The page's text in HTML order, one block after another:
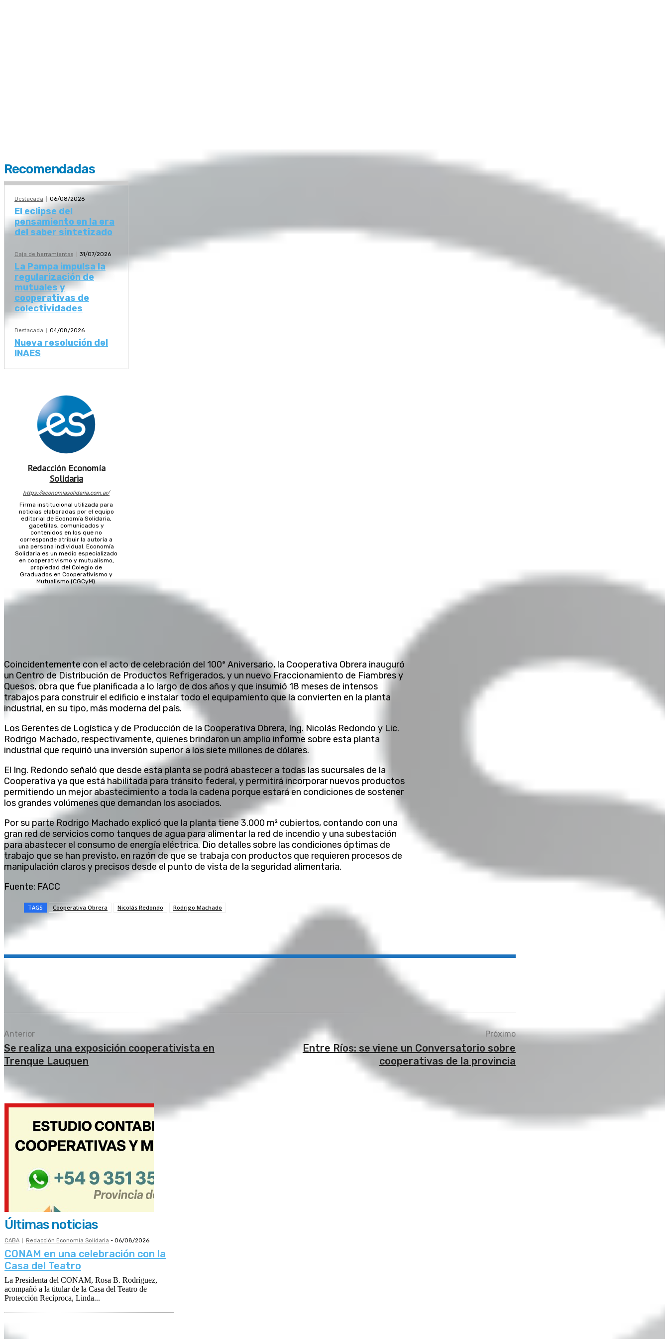
Recomendadas
Destacada 06/08/2026
El eclipse del
pensamiento en la era
del saber sintetizado
Caja de herramientas 31/07/2026
La Pampa impulsa la
regularización de
mutuales y
cooperativas de
colectividades
Destacada 04/08/2026
Nueva resolución del
INAES
Redacción Economía
Solidaria
https://economiasolidaria.com.ar/
Firma institucional utilizada para
noticias elaboradas por el equipo
editorial de Economía Solidaria,
gacetillas, comunicados y
contenidos en los que no
corresponde atribuir la autoría a
una persona individual. Economía
Solidaria es un medio especializado
en cooperativismo y mutualismo,
propiedad del Colegio de
Graduados en Cooperativismo y
Mutualismo (CGCyM).
Coincidentemente con el acto de celebración del 100ª Aniversario, la Cooperativa Obrera inauguró
un Centro de Distribución de Productos Refrigerados, y un nuevo Fraccionamiento de Fiambres y
Quesos, obra que fue planificada a lo largo de dos años y que insumió 18 meses de intensos
trabajos para construir el edificio e instalar todo el equipamiento que la convierten en la planta
industrial, en su tipo, más moderna del país.
Los Gerentes de Logística y de Producción de la Cooperativa Obrera, Ing. Nicolás Redondo y Lic.
Rodrigo Machado, respectivamente, quienes brindaron un amplio informe sobre esta planta
industrial que requirió una inversión superior a los siete millones de dólares.
El Ing. Redondo señaló que desde esta planta se podrá abastecer a todas las sucursales de la
Cooperativa ya que está habilitada para tránsito federal, y permitirá incorporar nuevos productos
permitiendo un mejor abastecimiento a toda la cadena porque estará en condiciones de sostener
los grandes volúmenes que demandan los asociados.
Por su parte Rodrigo Machado explicó que la planta tiene 3.000 m² cubiertos, contando con una
gran red de servicios como tanques de agua para alimentar la red de incendio y una subestación
para abastecer el consumo de energía eléctrica. Dio detalles sobre las condiciones óptimas de
trabajo que se han previsto, en razón de que se trabaja con productos que requieren procesos de
manipulación claros y precisos desde el punto de vista de la seguridad alimentaria.
Fuente: FACC
TAGS Cooperativa Obrera Nicolás Redondo Rodrigo Machado
Anterior
Se realiza una exposición cooperativista en
Trenque Lauquen
Próximo
Entre Ríos: se viene un Conversatorio sobre
cooperativas de la provincia
Últimas noticias
CABA Redacción Economía Solidaria - 06/08/2026
CONAM en una celebración con la
Casa del Teatro
La Presidenta del CONAM, Rosa B. Rodríguez,
acompañó a la titular de la Casa del Teatro de
Protección Recíproca, Linda...